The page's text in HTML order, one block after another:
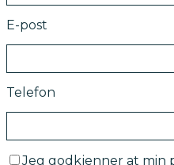
E-post
Telefon
Jeg godkjenner at min